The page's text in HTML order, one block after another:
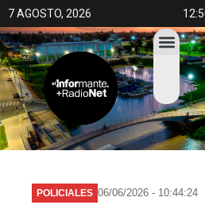
7 AGOSTO, 2026
POLICIALES 06/06/2026 - 10:44:24